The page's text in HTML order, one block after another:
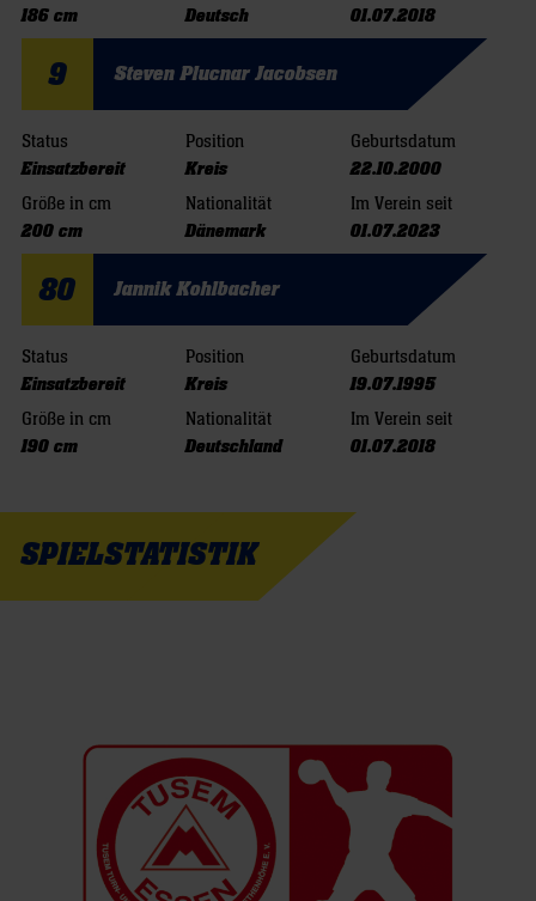
186 cm
Deutsch
01.07.2018
9 Steven Plucnar Jacobsen
Status
Einsatzbereit
Position
Kreis
Geburtsdatum
22.10.2000
Größe in cm
200 cm
Nationalität
Dänemark
Im Verein seit
01.07.2023
80 Jannik Kohlbacher
Status
Einsatzbereit
Position
Kreis
Geburtsdatum
19.07.1995
Größe in cm
190 cm
Nationalität
Deutschland
Im Verein seit
01.07.2018
SPIELSTATISTIK